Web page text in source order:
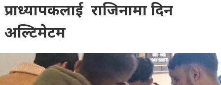
प्राध्यापकलाई राजिनामा दिन
अल्टिमेटम